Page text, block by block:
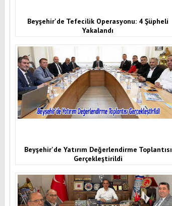
Beyşehir'de Tefecilik Operasyonu: 4 Şüpheli
Yakalandı
Beyşehir'de Yatırım Değerlendirme Toplantısı
Gerçekleştirildi